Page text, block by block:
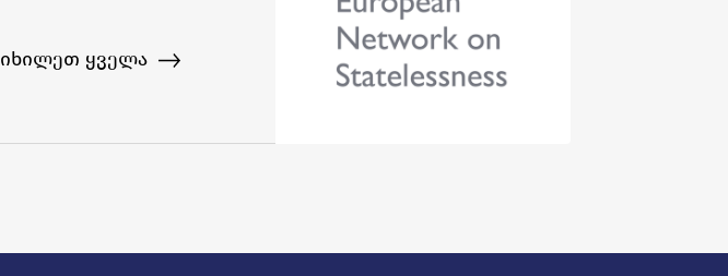
საკითხზე მომუშავე
ორგანიზაციების
იხილეთ ყველა